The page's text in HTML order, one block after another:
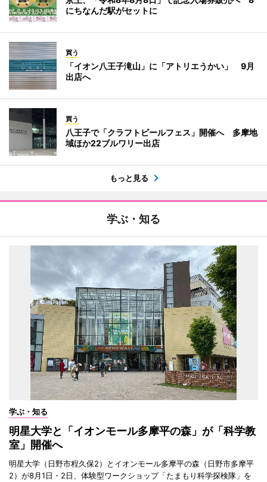
にちなんだ駅がセットに
買う
「イオン八王子滝山」に「アトリエうかい」 9月
出店へ
買う
八王子で「クラフトビールフェス」開催へ 多摩地
域ほか22ブルワリー出店
もっと見る
学ぶ・知る
学ぶ・知る
明星大学と「イオンモール多摩平の森」が「科学教
室」開催へ
明星大学（日野市程久保2）とイオンモール多摩平の森（日野市多摩平
2）が8月1日・2日、体験型ワークショップ「たまもり科学探検隊」を